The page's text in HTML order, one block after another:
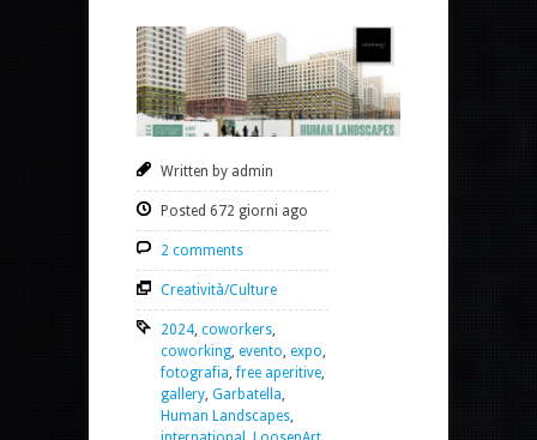
Written by admin
Posted 672 giorni ago
2 comments
Creatività/Culture
2024 coworkers
coworking evento expo
fotografia ,free aperitive
gallery Garbatella
Human Landscapes